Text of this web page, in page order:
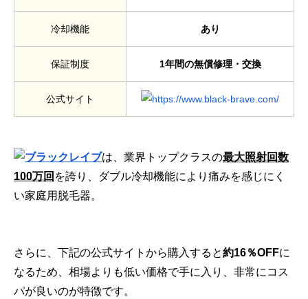
冷却機能 あり
保証制度 1年間の無償修理・交換
公式サイト https://www.black-brave.com/
ブラックレイブは、業界トップクラスの最大照射回数
100万回を誇り、ダブル冷却機能により痛みを感じにく
い家庭用脱毛器。
さらに、下記の公式サイトから購入すると約16％OFFに
なるため、相場よりも低い価格で手に入り、非常にコス
パが良いのが特徴です。